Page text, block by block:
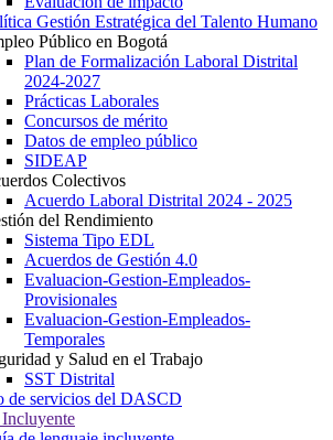
Gestión Estratégica del Talento Humano
Público en Bogotá
Plan de Formalización Laboral Distrital
2024-2027
Prácticas Laborales
Concursos de mérito
Datos de empleo público
SIDEAP
Colectivos
Acuerdo Laboral Distrital 2024 - 2025
del Rendimiento
Sistema Tipo EDL
Acuerdos de Gestión 4.0
Evaluacion-Gestion-Empleados-
Provisionales
Evaluacion-Gestion-Empleados-
Temporales
y Salud en el Trabajo
SST Distrital
de servicios del DASCD